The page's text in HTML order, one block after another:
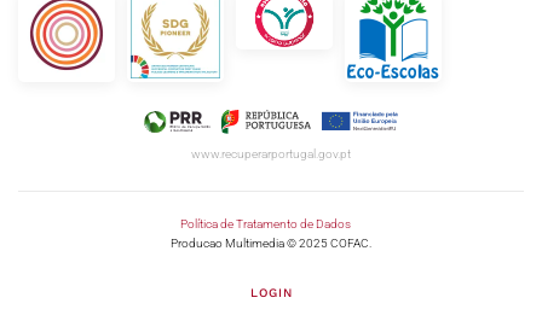
www.recuperarportugal.gov.pt
Política de Tratamento de Dados
Producao Multimedia © 2025 COFAC.
LOGIN